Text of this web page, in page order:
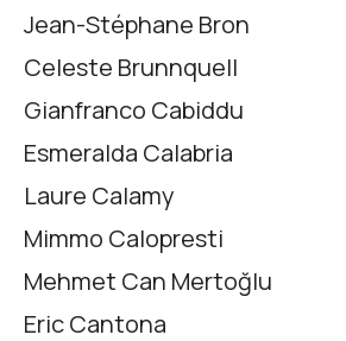
Jean-Stéphane Bron
Celeste Brunnquell
Gianfranco Cabiddu
Esmeralda Calabria
Laure Calamy
Mimmo Calopresti
Mehmet Can Mertoğlu
Eric Cantona